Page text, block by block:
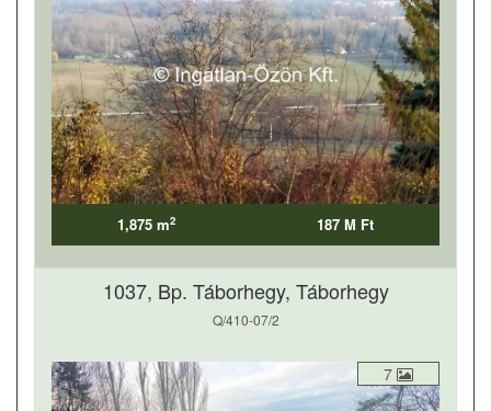
1,875 m2 187 M Ft
1037, Bp. Táborhegy, Táborhegy
Q/410-07/2
7